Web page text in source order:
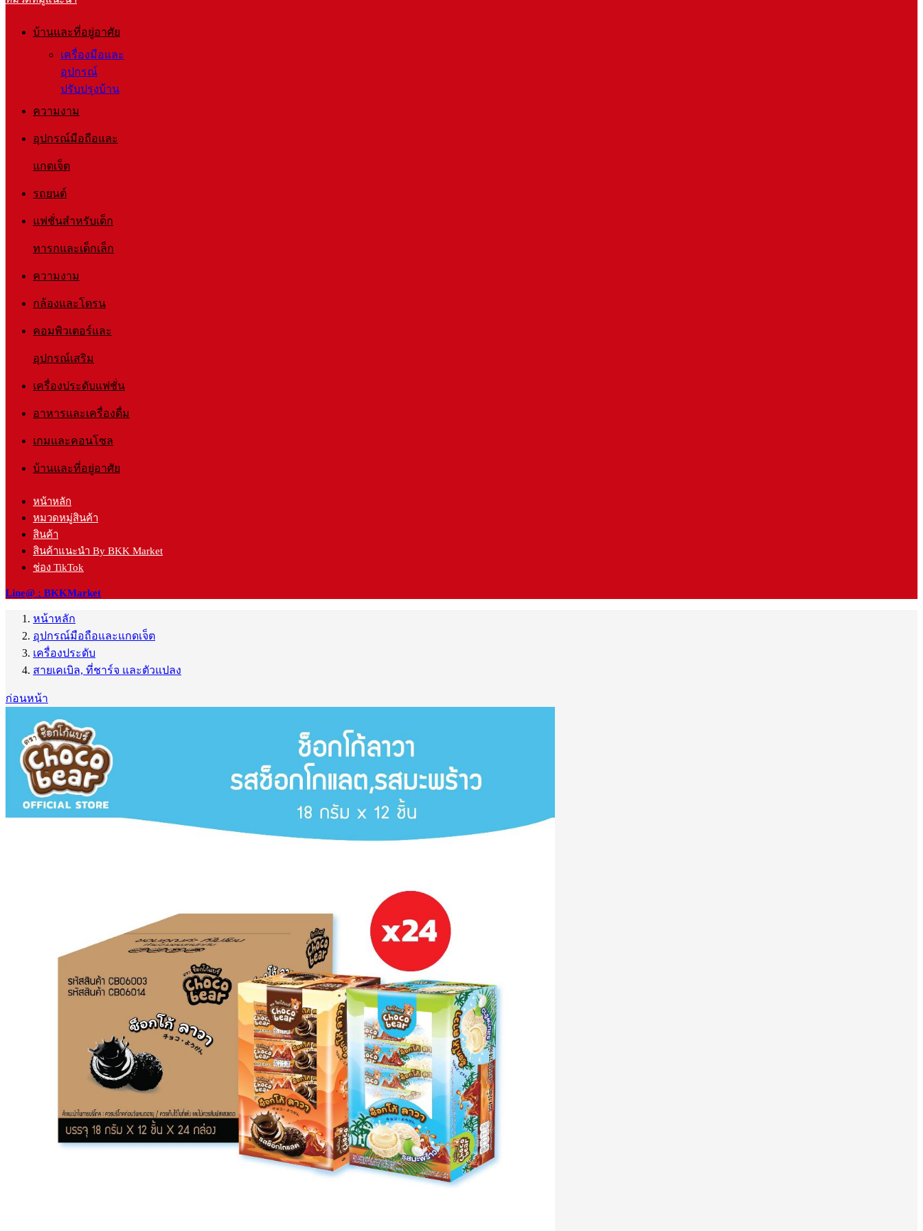
บ้านและที่อยู่อาศัย
เครื่องมือและ
อุปกรณ์
ปรับปรุงบ้าน
ความงาม
อุปกรณ์มือถือและ
แกดเจ็ต
รถยนต์
แฟชั่นสำหรับเด็ก
ทารกและเด็กเล็ก
ความงาม
กล้องและโดรน
คอมพิวเตอร์และ
อุปกรณ์เสริม
เครื่องประดับแฟชั่น
อาหารและเครื่องดื่ม
เกมและคอนโซล
บ้านและที่อยู่อาศัย
หน้าหลัก
หมวดหมู่สินค้า
สินค้า
สินค้าแนะนำ By BKK Market
ช่อง TikTok
Line@ : BKKMarket
หน้าหลัก
อุปกรณ์มือถือและแกดเจ็ต
เครื่องประดับ
สายเคเบิล, ที่ชาร์จ และตัวแปลง
ก่อนหน้า